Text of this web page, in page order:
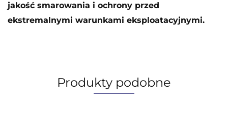
jakość smarowania i ochrony przed
ekstremalnymi warunkami eksploatacyjnymi.
Produkty podobne